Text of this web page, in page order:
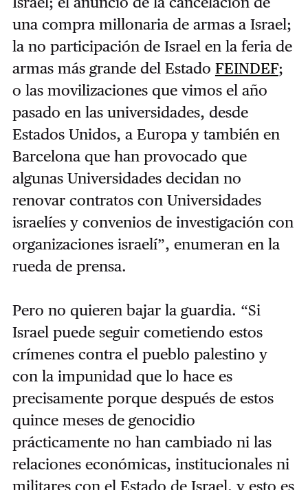
una compra millonaria de armas a Israel;
la no participación de Israel en la feria de
armas más grande del Estado FEINDEF;
o las movilizaciones que vimos el año
pasado en las universidades, desde
Estados Unidos, a Europa y también en
Barcelona que han provocado que
algunas Universidades decidan no
renovar contratos con Universidades
israelíes y convenios de investigación con
organizaciones israelí”, enumeran en la
rueda de prensa.
Pero no quieren bajar la guardia. “Si
Israel puede seguir cometiendo estos
crímenes contra el pueblo palestino y
con la impunidad que lo hace es
precisamente porque después de estos
quince meses de genocidio
prácticamente no han cambiado ni las
relaciones económicas, institucionales ni
militares con el Estado de Israel, y esto es